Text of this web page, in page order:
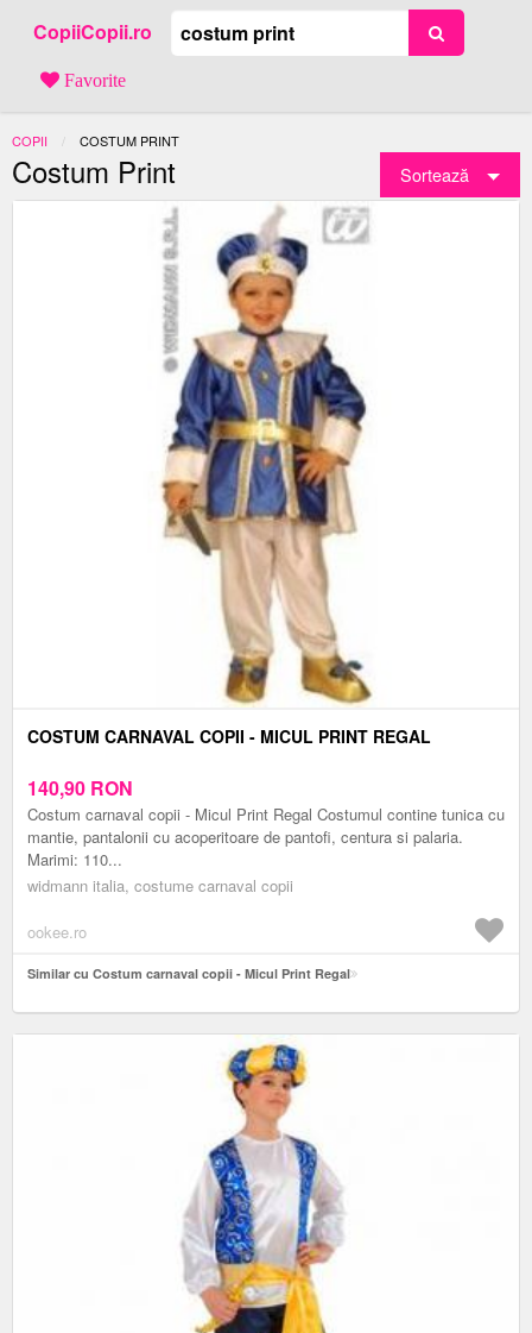
CopiiCopii.ro
Favorite
COPII ACTUAL:
COSTUM PRINT
Costum Print Sortează
COSTUM CARNAVAL COPII - MICUL PRINT REGAL
140,90 RON
Costum carnaval copii - Micul Print Regal Costumul contine tunica cu
mantie, pantalonii cu acoperitoare de pantofi, centura si palaria.
Marimi: 110...
widmann italia, costume carnaval copii
ookee.ro
Similar cu Costum carnaval copii - Micul Print Regal